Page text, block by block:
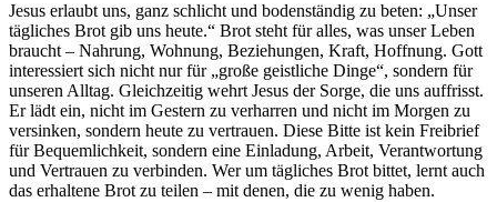
Jesus erlaubt uns, ganz schlicht und bodenständig zu beten: „Unser
tägliches Brot gib uns heute.“ Brot steht für alles, was unser Leben
braucht – Nahrung, Wohnung, Beziehungen, Kraft, Hoffnung. Gott
interessiert sich nicht nur für „große geistliche Dinge“, sondern für
unseren Alltag. Gleichzeitig wehrt Jesus der Sorge, die uns auffrisst.
Er lädt ein, nicht im Gestern zu verharren und nicht im Morgen zu
versinken, sondern heute zu vertrauen. Diese Bitte ist kein Freibrief
für Bequemlichkeit, sondern eine Einladung, Arbeit, Verantwortung
und Vertrauen zu verbinden. Wer um tägliches Brot bittet, lernt auch
das erhaltene Brot zu teilen – mit denen, die zu wenig haben.